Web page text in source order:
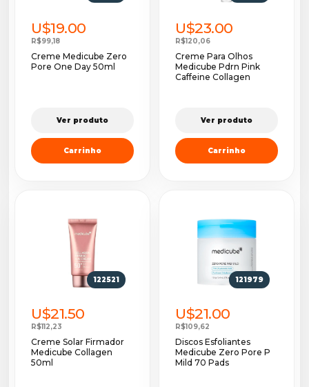
U$19.00
R$99,18
Creme Medicube Zero
Pore One Day 50ml
Ver produto
Carrinho
U$23.00
R$120,06
Creme Para Olhos
Medicube Pdrn Pink
Caffeine Collagen
Ver produto
Carrinho
122521
U$21.50
R$112,23
Creme Solar Firmador
Medicube Collagen
50ml
121979
U$21.00
R$109,62
Discos Esfoliantes
Medicube Zero Pore P
Mild 70 Pads